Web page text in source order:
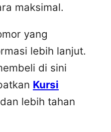
maksimal.
yang
lebih lanjut.
di sini
Kursi
dan lebih tahan